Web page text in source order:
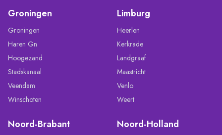
Groningen
Groningen
Haren Gn
Hoogezand
Stadskanaal
Veendam
Winschoten
Limburg
Heerlen
Kerkrade
Landgraaf
Maastricht
Venlo
Weert
Noord-Brabant Noord-Holland